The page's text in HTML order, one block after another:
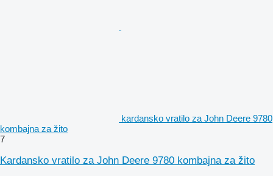
kardansko vratilo za John Deere 9780
kombajna za žito
7
Kardansko vratilo za John Deere 9780 kombajna za žito